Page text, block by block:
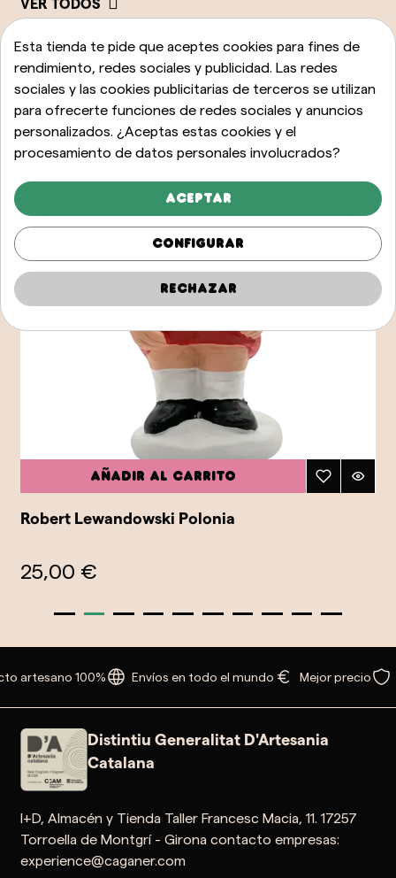
VER TODOS
Añadir al carrito
Robert Lewandowski Polonia
25,00 €
artesano 100% Envíos en todo el mundo Mejor precio
Distintiu Generalitat D'Artesania
Catalana
I+D, Almacén y Tienda Taller Francesc Macia, 11. 17257
Torroella de Montgrí - Girona contacto empresas:
experience@caganer.com
Esta tienda te pide que aceptes cookies para fines de
rendimiento, redes sociales y publicidad. Las redes
sociales y las cookies publicitarias de terceros se utilizan
para ofrecerte funciones de redes sociales y anuncios
personalizados. ¿Aceptas estas cookies y el
procesamiento de datos personales involucrados?
Aceptar
Configurar
Rechazar